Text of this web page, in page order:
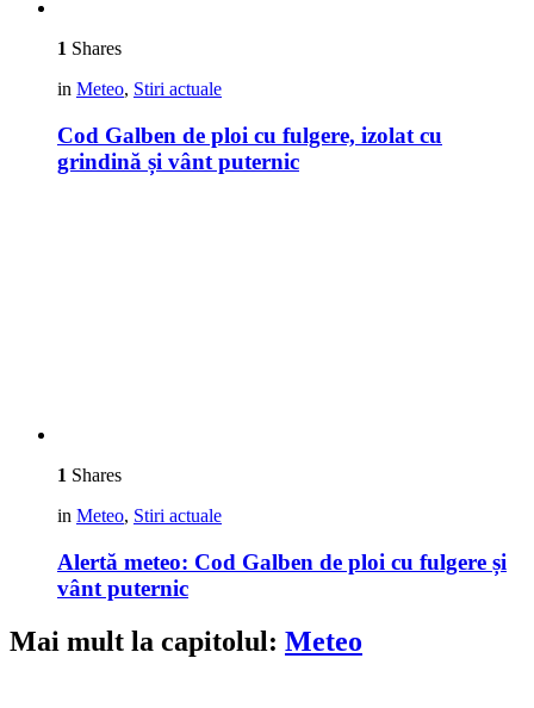
1 Shares
in Meteo, Stiri actuale
Cod Galben de ploi cu fulgere, izolat cu
grindină și vânt puternic
1 Shares
in Meteo, Stiri actuale
Alertă meteo: Cod Galben de ploi cu fulgere și
vânt puternic
Mai mult la capitolul: Meteo